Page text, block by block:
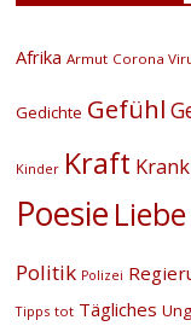
Afrika Armut Corona
Gedichte Gefühl
Kinder Kraft
Poesie Liebe
Politik Polizei
Tipps tot Tägliches